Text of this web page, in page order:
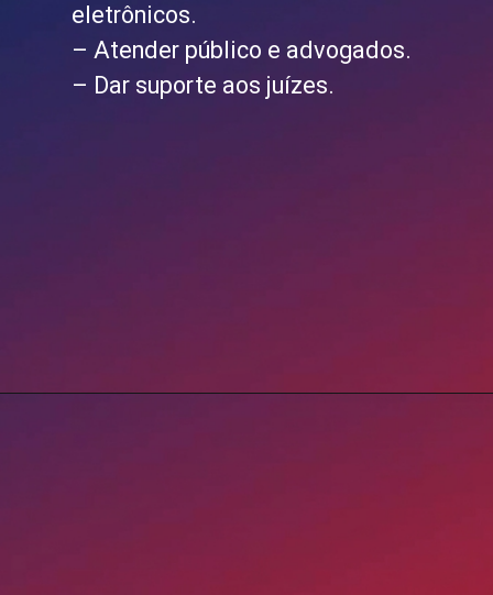
eletrônicos.
– Atender público e advogados.
– Dar suporte aos juízes.